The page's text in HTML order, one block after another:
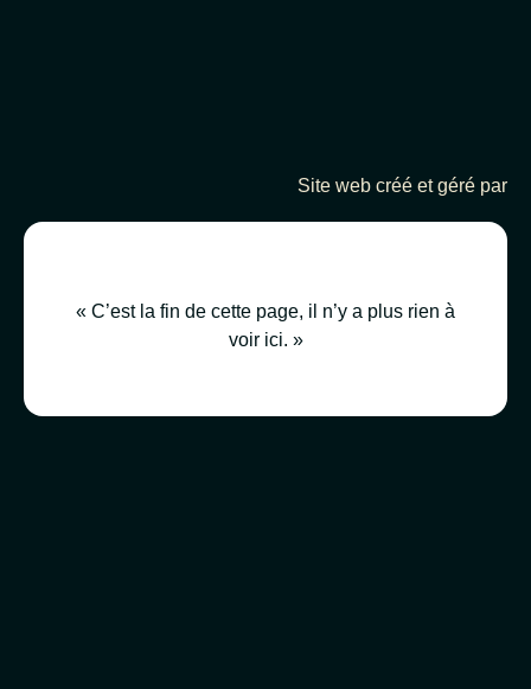
Site web créé et géré par
« C’est la fin de cette page, il n’y a plus rien à
voir ici. »